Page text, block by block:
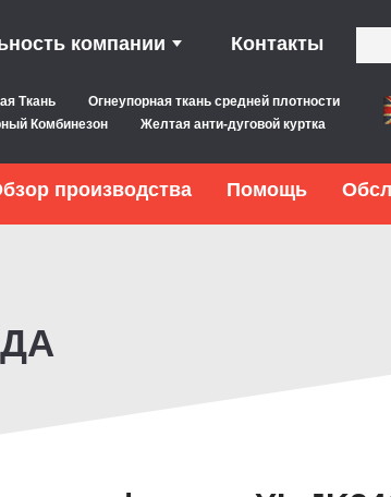
компании Контакты
Ткань
Огнеупорная ткань средней плотности
Комбинезон Желтая анти-дуговой куртка
производства Помощь